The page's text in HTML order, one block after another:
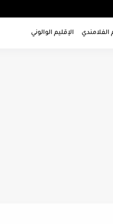
الفلامندي الإقليم الوالوني